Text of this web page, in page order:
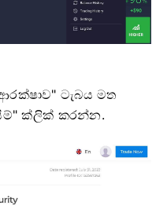
ටැබය මත
ක්ලික් කරන්න.